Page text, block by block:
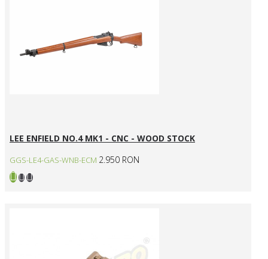
LEE ENFIELD NO.4 MK1 - CNC - WOOD STOCK
GGS-LE4-GAS-WNB-ECM 2.950 RON